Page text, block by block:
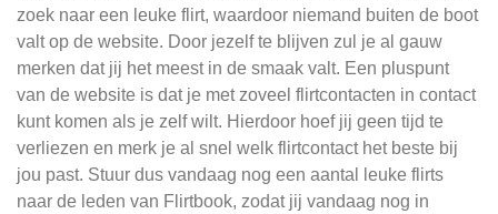
zoek naar een leuke flirt, waardoor niemand buiten de boot
valt op de website. Door jezelf te blijven zul je al gauw
merken dat jij het meest in de smaak valt. Een pluspunt
van de website is dat je met zoveel flirtcontacten in contact
kunt komen als je zelf wilt. Hierdoor hoef jij geen tijd te
verliezen en merk je al snel welk flirtcontact het beste bij
jou past. Stuur dus vandaag nog een aantal leuke flirts
naar de leden van Flirtbook, zodat jij vandaag nog in